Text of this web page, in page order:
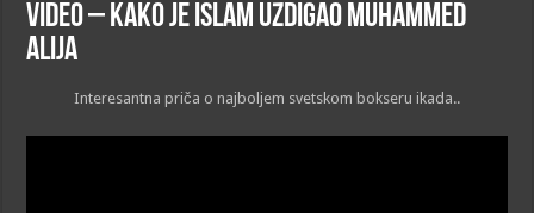
VIDEO – Kako je Islam uzdigao Muhammed
Alija
Interesantna priča o najboljem svetskom bokseru ikada..